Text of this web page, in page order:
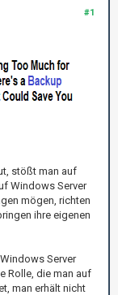
#1
stößt man auf
Windows Server
mögen, richten
ihre eigenen
Server
Rolle, die man auf
man erhält nicht